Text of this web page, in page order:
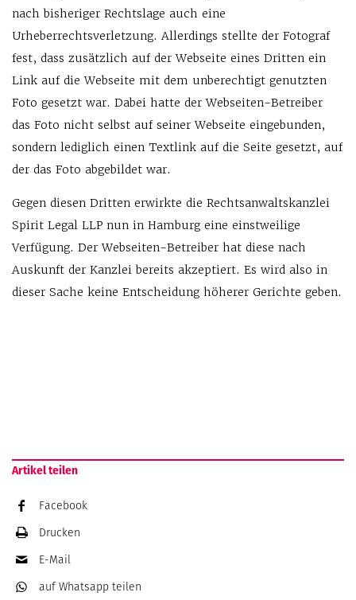
nach bisheriger Rechtslage auch eine
Urheberrechtsverletzung. Allerdings stellte der Fotograf
fest, dass zusätzlich auf der Webseite eines Dritten ein
Link auf die Webseite mit dem unberechtigt genutzten
Foto gesetzt war. Dabei hatte der Webseiten-Betreiber
das Foto nicht selbst auf seiner Webseite eingebunden,
sondern lediglich einen Textlink auf die Seite gesetzt, auf
der das Foto abgebildet war.
Gegen diesen Dritten erwirkte die Rechtsanwaltskanzlei
Spirit Legal LLP nun in Hamburg eine einstweilige
Verfügung. Der Webseiten-Betreiber hat diese nach
Auskunft der Kanzlei bereits akzeptiert. Es wird also in
dieser Sache keine Entscheidung höherer Gerichte geben.
Artikel teilen
Facebook
Drucken
E-Mail
auf Whatsapp teilen